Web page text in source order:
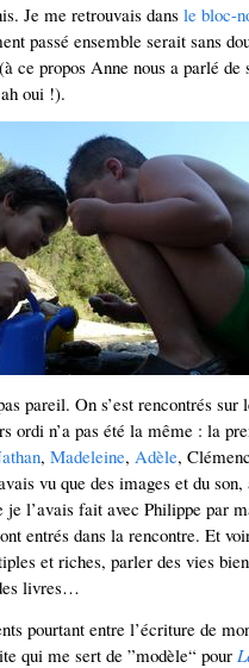
Je me retrouvais dans le bloc-
passé ensemble serait sans
ce propos Anne nous a parlé
oui !).
pareil. On s’est rencontrés
ordi n’a pas été la même : la
, Madeleine, Adèle,
vu que des images et du
je l’avais fait avec Philippe par
entrés dans la rencontre. Et
et riches, parler des vies
livres…
pourtant entre l’écriture de
qui me sert de ”modèle“ pour